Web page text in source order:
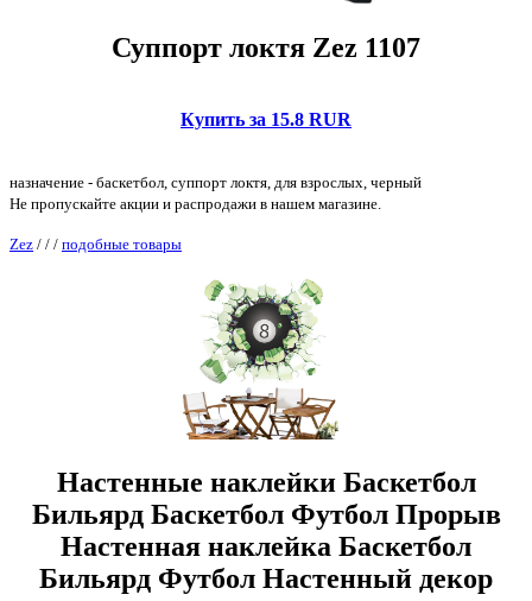
Суппорт локтя Zez 1107
Купить за 15.8 RUR
назначение - баскетбол, суппорт локтя, для взрослых, черный
Не пропускайте акции и распродажи в нашем магазине.
Zez / / / подобные товары
Настенные наклейки Баскетбол
Бильярд Баскетбол Футбол Прорыв
Настенная наклейка Баскетбол
Бильярд Футбол Настенный декор